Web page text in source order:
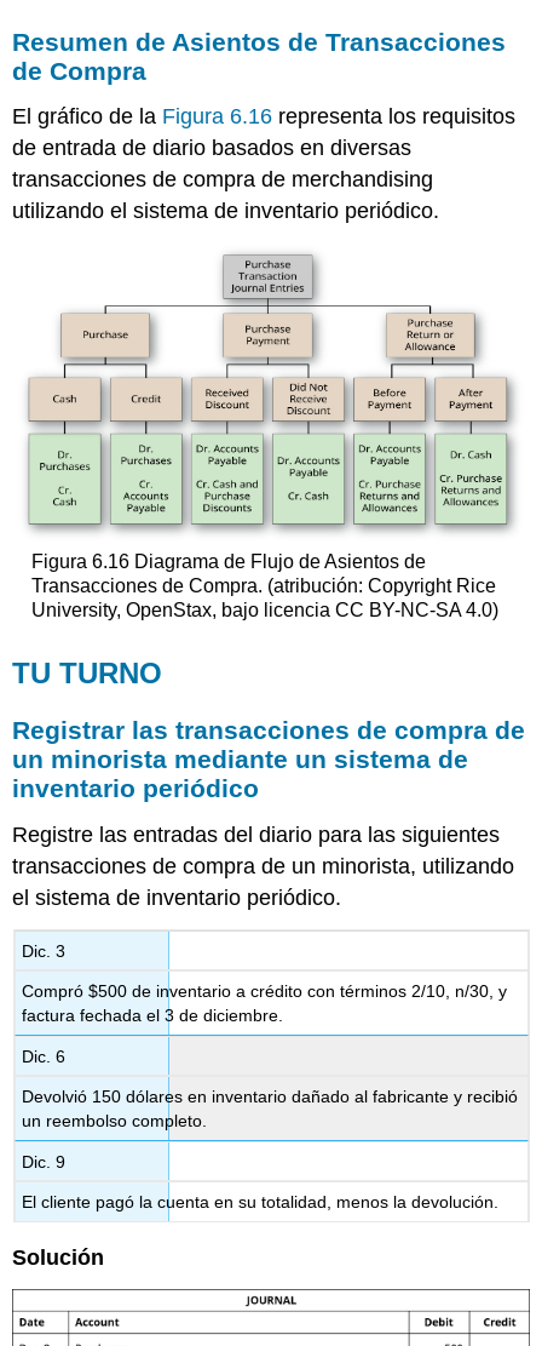
Resumen de Asientos de Transacciones
de Compra
El gráfico de la Figura 6.16 representa los requisitos
de entrada de diario basados en diversas
transacciones de compra de merchandising
utilizando el sistema de inventario periódico.
Figura 6.16 Diagrama de Flujo de Asientos de
Transacciones de Compra. (atribución: Copyright Rice
University, OpenStax, bajo licencia CC BY-NC-SA 4.0)
TU TURNO
Registrar las transacciones de compra de
un minorista mediante un sistema de
inventario periódico
Registre las entradas del diario para las siguientes
transacciones de compra de un minorista, utilizando
el sistema de inventario periódico.
Dic. 3
Compró $500 de inventario a crédito con términos 2/10, n/30, y
factura fechada el 3 de diciembre.
Dic. 6
Devolvió 150 dólares en inventario dañado al fabricante y recibió
un reembolso completo.
Dic. 9
El cliente pagó la cuenta en su totalidad, menos la devolución.
Solución